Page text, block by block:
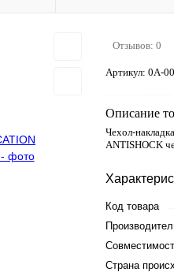
Отзывов: 0
Артикул: 0А-
Описание
Чехол-
ANTISHOCK
Код товара
Страна